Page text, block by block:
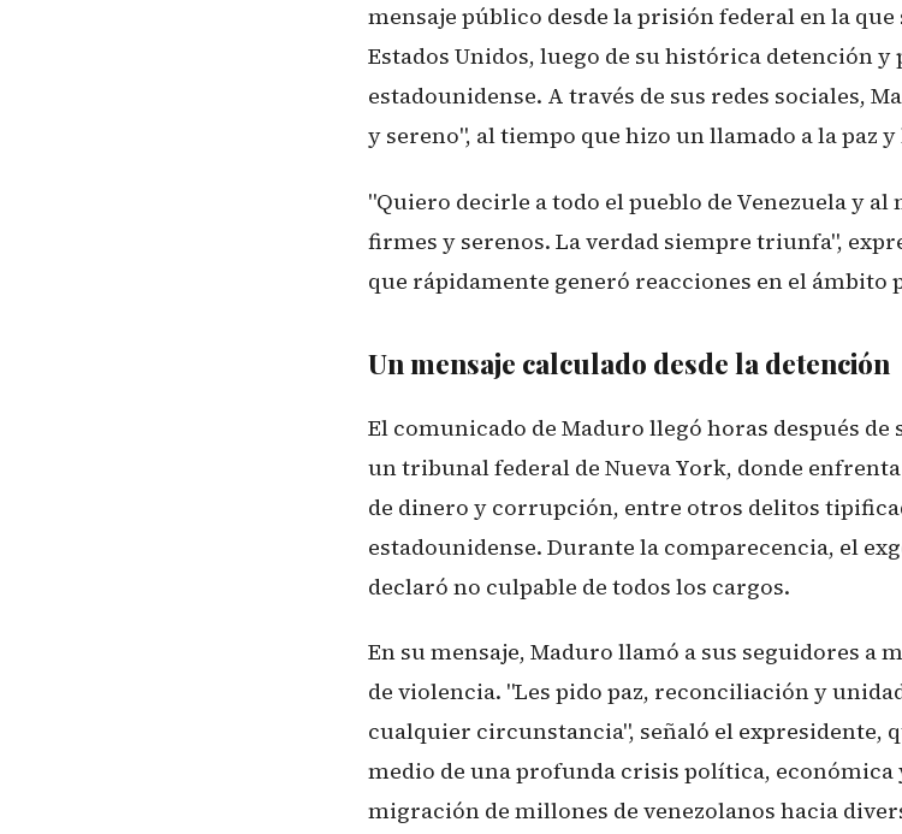
mensaje público desde la prisión federal en la
Estados Unidos, luego de su histórica detención
estadounidense. A través de sus redes sociales,
y sereno", al tiempo que hizo un llamado a la paz
"Quiero decirle a todo el pueblo de Venezuela y
firmes y serenos. La verdad siempre triunfa",
que rápidamente generó reacciones en el
Un mensaje calculado desde la detención
El comunicado de Maduro llegó horas después
un tribunal federal de Nueva York, donde
de dinero y corrupción, entre otros delitos
estadounidense. Durante la comparecencia, el
declaró no culpable de todos los cargos.
En su mensaje, Maduro llamó a sus seguidores a
de violencia. "Les pido paz, reconciliación y
cualquier circunstancia", señaló el expresidente,
medio de una profunda crisis política,
migración de millones de venezolanos hacia